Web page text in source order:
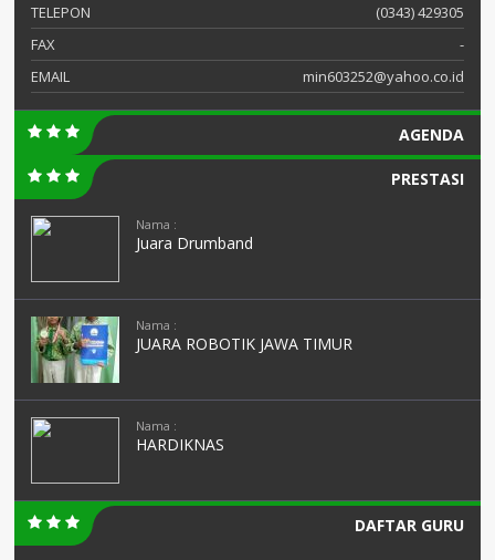
TELEPON
(0343) 429305
FAX
-
EMAIL
min603252@yahoo.co.id
AGENDA
PRESTASI
Nama :
Juara Drumband
Nama :
JUARA ROBOTIK JAWA TIMUR
Nama :
HARDIKNAS
DAFTAR GURU